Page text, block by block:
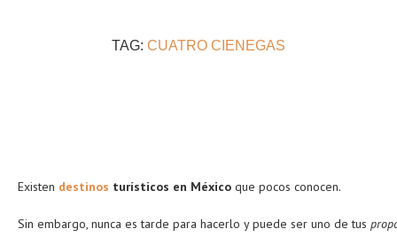
TAG: CUATRO CIENEGAS
Existen destinos turísticos en México que pocos conocen.
Sin embargo, nunca es tarde para hacerlo y puede ser uno de tus